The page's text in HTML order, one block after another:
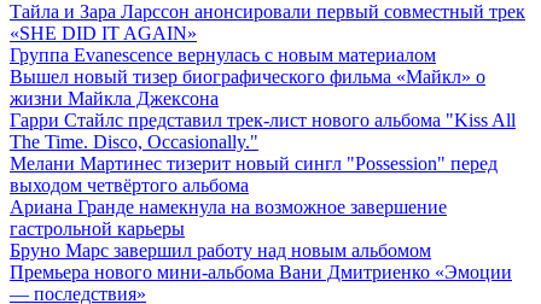
Тайла и Зара Ларссон анонсировали первый совместный трек
«SHE DID IT AGAIN»
Группа Evanescence вернулась с новым материалом
Вышел новый тизер биографического фильма «Майкл» о
жизни Майкла Джексона
Гарри Стайлс представил трек-лист нового альбома "Kiss All
The Time. Disco, Occasionally."
Мелани Мартинес тизерит новый сингл "Possession" перед
выходом четвёртого альбома
Ариана Гранде намекнула на возможное завершение
гастрольной карьеры
Бруно Марс завершил работу над новым альбомом
Премьера нового мини-альбома Вани Дмитриенко «Эмоции
— последствия»